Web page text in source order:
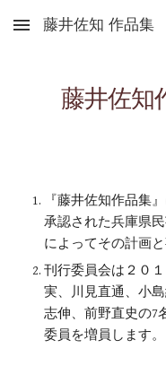
Skip to main content
藤井佐知 作品集
藤井佐知
『藤井佐知作品集
承認された兵庫県
によってその計画
刊行委員会は２０
実、川見直通、小
志伸、前野直史の7
委員を増員します。